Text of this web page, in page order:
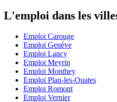
L'emploi dans les
Emploi Carouge
Emploi Genève
Emploi Lancy
Emploi Meyrin
Emploi Monthey
Emploi Plan-les-Ouates
Emploi Romont
Emploi Vernier